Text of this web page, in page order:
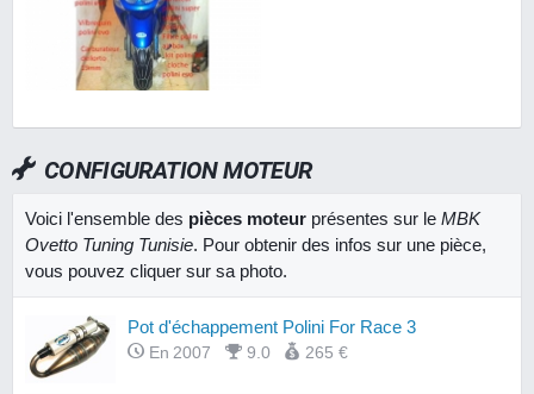
CONFIGURATION MOTEUR
Voici l'ensemble des pièces moteur présentes sur le MBK
Ovetto Tuning Tunisie. Pour obtenir des infos sur une pièce,
vous pouvez cliquer sur sa photo.
Pot d'échappement Polini For Race 3
En 2007 9.0 265 €